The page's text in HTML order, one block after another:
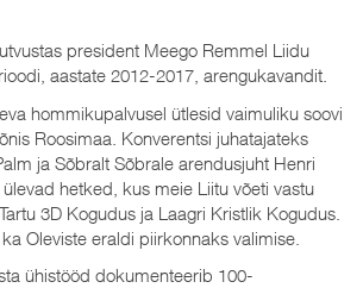
president Meego Remmel Liidu
aastate 2012-2017, arengukavandit.
hommikupalvusel ütlesid vaimuliku soovi
Roosimaa. Konverentsi juhatajateks
ja Sõbralt Sõbrale arendusjuht Henri
hetked, kus meie Liitu võeti vastu
3D Kogudus ja Laagri Kristlik Kogudus.
Oleviste eraldi piirkonnaks valimise.
ühistööd dokumenteerib 100-